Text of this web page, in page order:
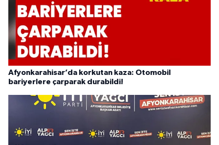
Afyonkarahisar’da korkutan kaza: Otomobil
bariyerlere çarparak durabildi!